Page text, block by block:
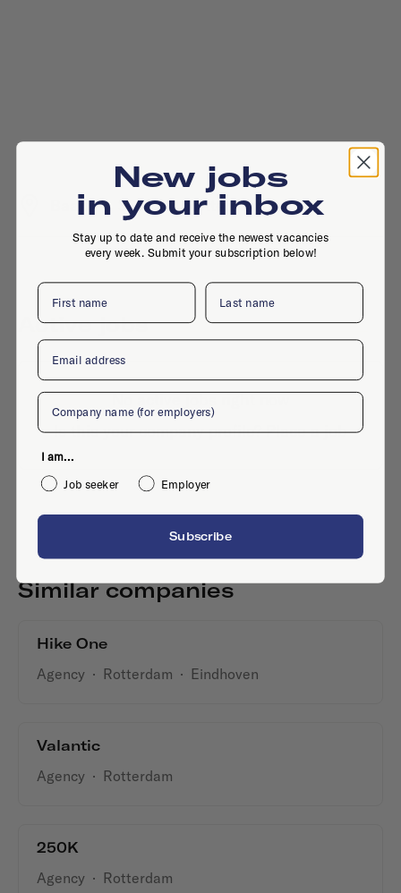
Baan 74, 3011 CD, Rotterdam
Active jobs
No active jobs right now
Is this your company profile?Place a job
Similar companies
Hike One
Agency · Rotterdam · Eindhoven
Valantic
Agency · Rotterdam
250K
Agency · Rotterdam
New jobs
in your inbox
Stay up to date and receive the newest vacancies
every week. Submit your subscription below!
First name Last name
Email
Company
I am...
Job seeker
Employer
Subscribe